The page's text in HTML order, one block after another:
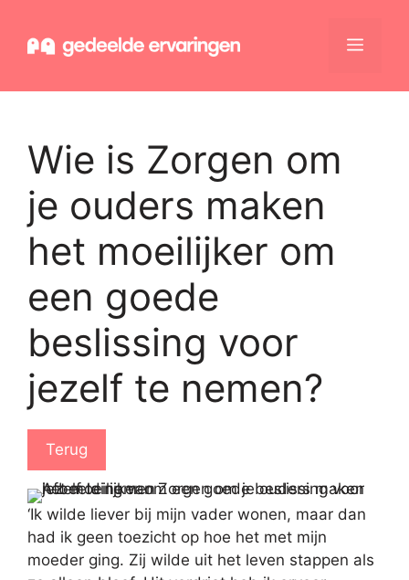
naar
Menu
Wie is Zorgen om
je ouders maken
het moeilijker om
een goede
beslissing voor
jezelf te nemen?
Terug
‘Ik wilde liever bij mijn vader wonen, maar dan
had ik geen toezicht op hoe het met mijn
moeder ging. Zij wilde uit het leven stappen als